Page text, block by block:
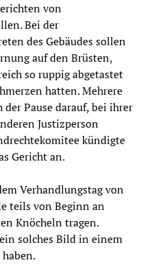
von
Bei der
des Gebäudes sollen
auf den Brüsten,
so ruppig abgetastet
hatten. Mehrere
Pause darauf, bei ihrer
Justizperson
kündigte
Gericht an.
Verhandlungstag von
teils von Beginn an
Knöcheln tragen.
solches Bild in einem